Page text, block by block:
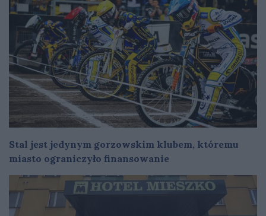
Stal jest jedynym gorzowskim klubem, któremu
miasto ograniczyło finansowanie